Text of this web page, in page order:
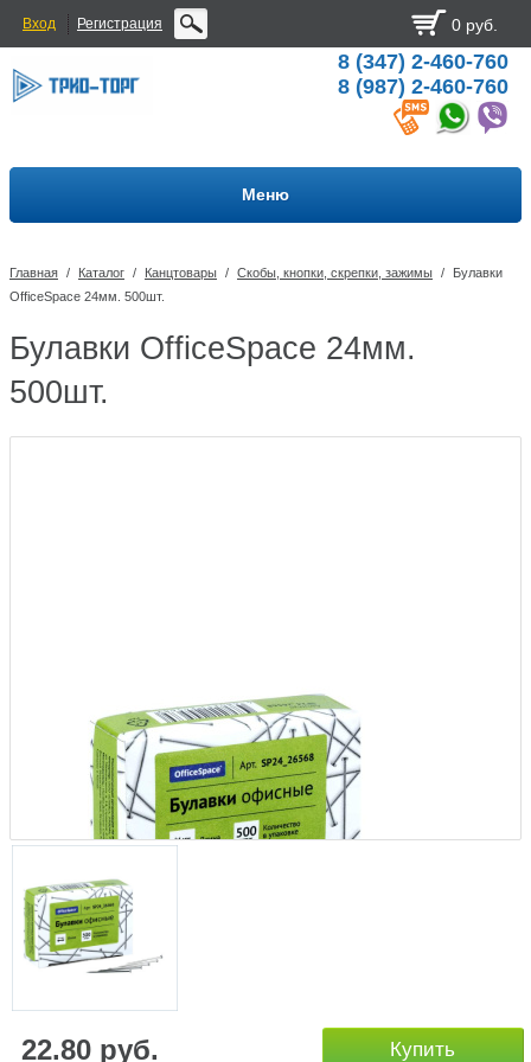
Вход Регистрация 0 руб.
8 (347) 2-460-760
8 (987) 2-460-760
Меню
Главная / Каталог / Канцтовары / Скобы, кнопки, скрепки, зажимы /
Булавки
OfficeSpace 24мм. 500шт.
Булавки OfficeSpace 24мм.
500шт.
22.80 руб. Купить